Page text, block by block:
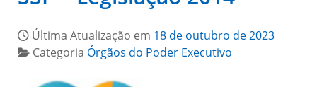
Última Atualização em 18 de outubro de 2023
Categoria Órgãos do Poder Executivo